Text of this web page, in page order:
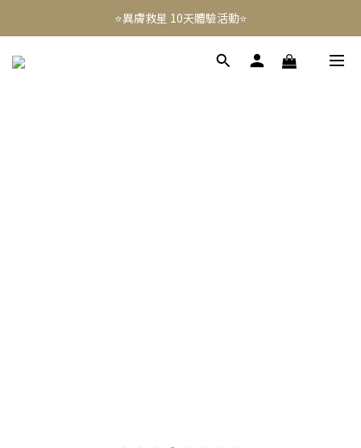
⭐️異膚救星 10天體驗活動⭐️
⭐️異膚救星 10天體驗活動⭐️
註冊禮｜新會員領免運券(首次) 滿千免運費